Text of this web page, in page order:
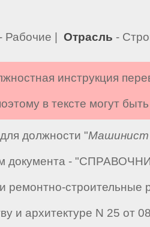
- Рабочие | Отрасль -
инструкция
в тексте могут
должности "Машинист
документа -
ремонтно-строительные
и архитектуре N 25 от